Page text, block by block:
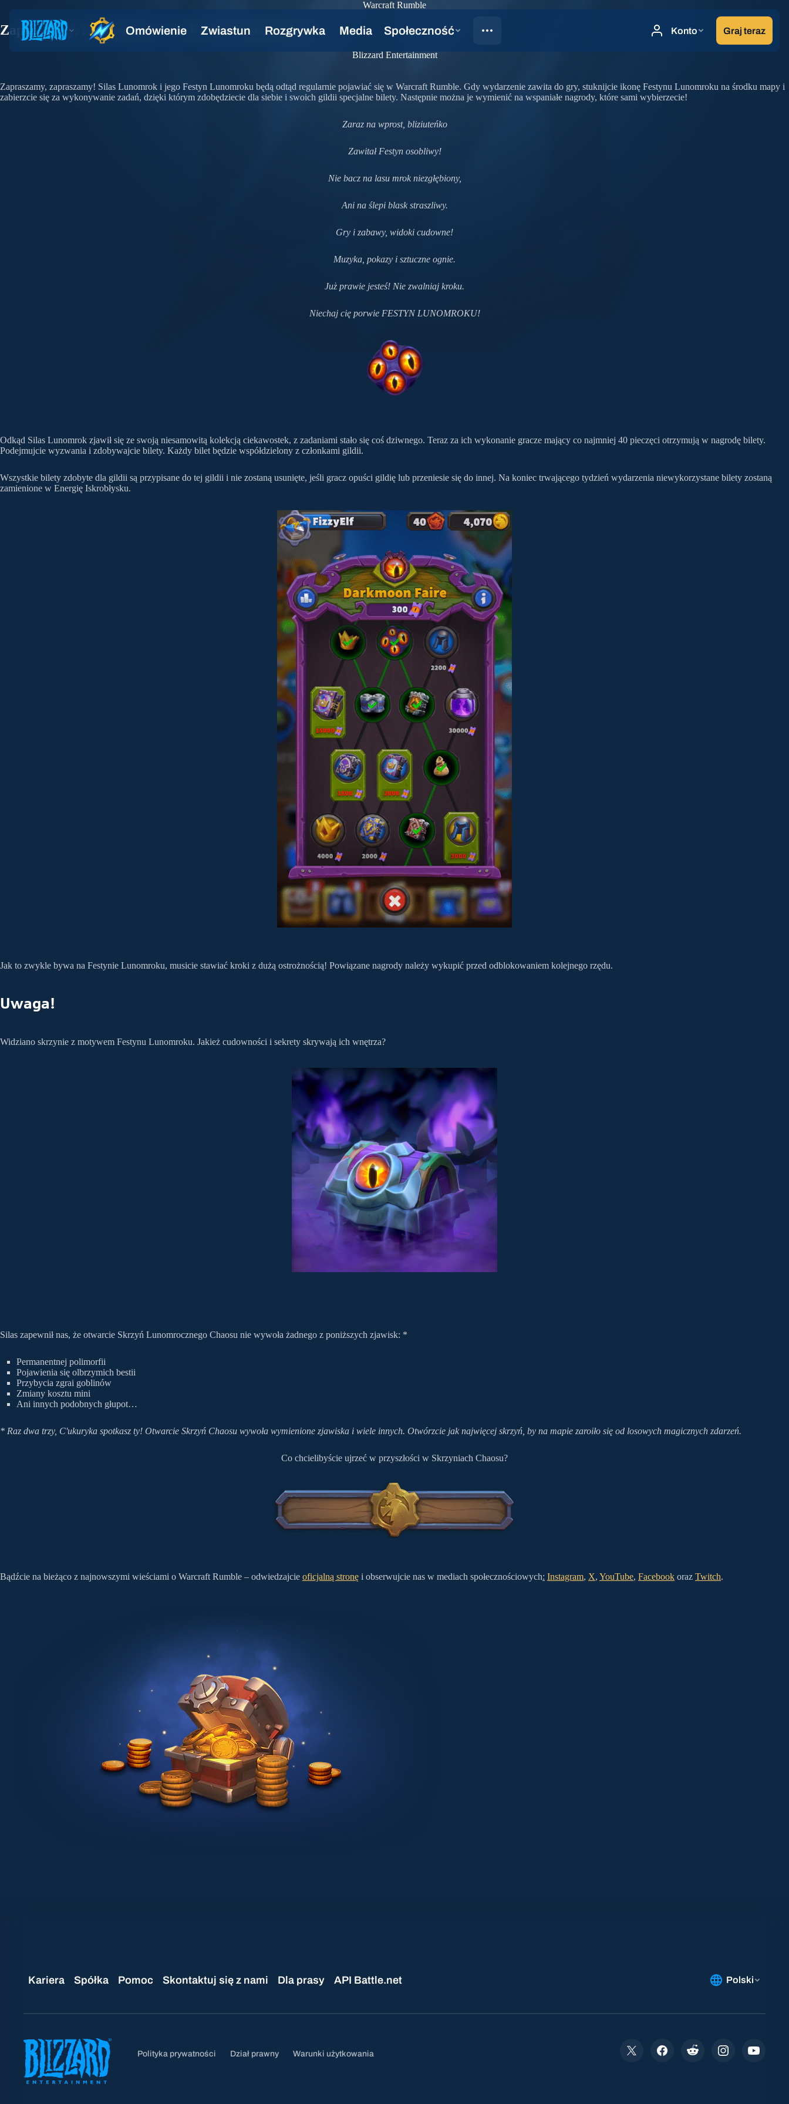
Warcraft Rumble
Zapraszamy, zapraszamy… na Festyn Lunomroku!
Blizzard Entertainment
Zapraszamy, zapraszamy! Silas Lunomrok i jego Festyn Lunomroku będą odtąd regularnie pojawiać się w Warcraft Rumble. Gdy wydarzenie zawita do gry, stuknijcie ikonę Festynu Lunomroku na środku mapy i
zabierzcie się za wykonywanie zadań, dzięki którym zdobędziecie dla siebie i swoich gildii specjalne bilety. Następnie można je wymienić na wspaniałe nagrody, które sami wybierzecie!
Zaraz na wprost, bliziuteńko
Zawitał Festyn osobliwy!
Nie bacz na lasu mrok niezgłębiony,
Ani na ślepi blask straszliwy.
Gry i zabawy, widoki cudowne!
Muzyka, pokazy i sztuczne ognie.
Już prawie jesteś! Nie zwalniaj kroku.
Niechaj cię porwie FESTYN LUNOMROKU!
Odkąd Silas Lunomrok zjawił się ze swoją niesamowitą kolekcją ciekawostek, z zadaniami stało się coś dziwnego. Teraz za ich wykonanie gracze mający co najmniej 40 pieczęci otrzymują w nagrodę bilety.
Podejmujcie wyzwania i zdobywajcie bilety. Każdy bilet będzie współdzielony z członkami gildii.
Wszystkie bilety zdobyte dla gildii są przypisane do tej gildii i nie zostaną usunięte, jeśli gracz opuści gildię lub przeniesie się do innej. Na koniec trwającego tydzień wydarzenia niewykorzystane bilety zostaną
zamienione w Energię Iskrobłysku.
Jak to zwykle bywa na Festynie Lunomroku, musicie stawiać kroki z dużą ostrożnością! Powiązane nagrody należy wykupić przed odblokowaniem kolejnego rzędu.
Uwaga!
Widziano skrzynie z motywem Festynu Lunomroku. Jakież cudowności i sekrety skrywają ich wnętrza?
Silas zapewnił nas, że otwarcie Skrzyń Lunomrocznego Chaosu nie wywoła żadnego z poniższych zjawisk: *
Permanentnej polimorfii
Pojawienia się olbrzymich bestii
Przybycia zgrai goblinów
Zmiany kosztu mini
Ani innych podobnych głupot…
* Raz dwa trzy, C'ukuryka spotkasz ty! Otwarcie Skrzyń Chaosu wywoła wymienione zjawiska i wiele innych. Otwórzcie jak najwięcej skrzyń, by na mapie zaroiło się od losowych magicznych zdarzeń.
Co chcielibyście ujrzeć w przyszłości w Skrzyniach Chaosu?
Bądźcie na bieżąco z najnowszymi wieściami o Warcraft Rumble – odwiedzajcie oficjalną stronę i obserwujcie nas w mediach społecznościowych: Instagram, X, YouTube, Facebook oraz Twitch.